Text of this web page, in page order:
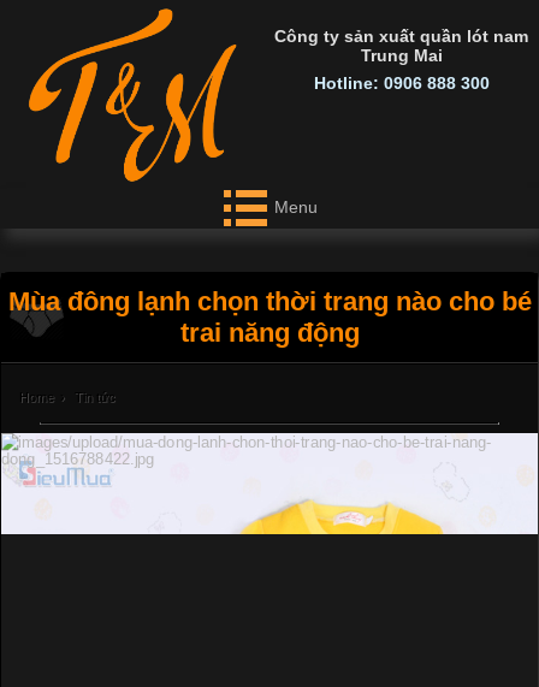
Công ty sản xuất quần lót nam
Trung Mai
Hotline: 0906 888 300
Menu
Mùa đông lạnh chọn thời trang nào cho bé
trai năng động
Home › Tin tức